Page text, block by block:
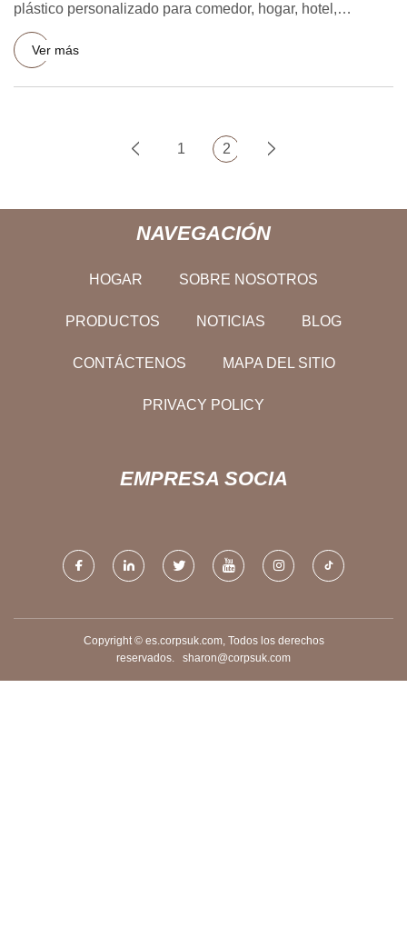
plástico personalizado para comedor, hogar, hotel,
restaurante, c
Ver más
1 2
NAVEGACIÓN
HOGAR SOBRE NOSOTROS
PRODUCTOS NOTICIAS BLOG
CONTÁCTENOS MAPA DEL SITIO
PRIVACY POLICY
EMPRESA SOCIA
Copyright © es.corpsuk.com, Todos los derechos
reservados. sharon@corpsuk.com